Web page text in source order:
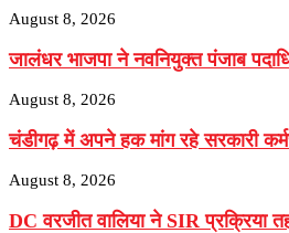
August 8, 2026
जालंधर भाजपा ने नवनियुक्त पंजाब
August 8, 2026
चंडीगढ़ में अपने हक मांग रहे सरकारी
August 8, 2026
DC वरजीत वालिया ने SIR प्रक्रिया